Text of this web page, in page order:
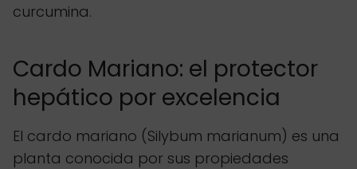
curcumina.
Cardo Mariano: el protector
hepático por excelencia
El cardo mariano (Silybum marianum) es una
planta conocida por sus propiedades